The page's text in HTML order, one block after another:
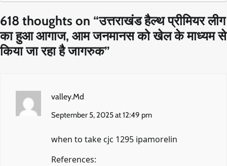
618 thoughts on “उत्तराखंड हैल्थ प्रीमियर लीग
का हुआ आगाज, आम जनमानस को खेल के माध्यम से
किया जा रहा है जागरुक”
valley.Md
September 5, 2025 at 12:49 pm
when to take cjc 1295 ipamorelin
References: